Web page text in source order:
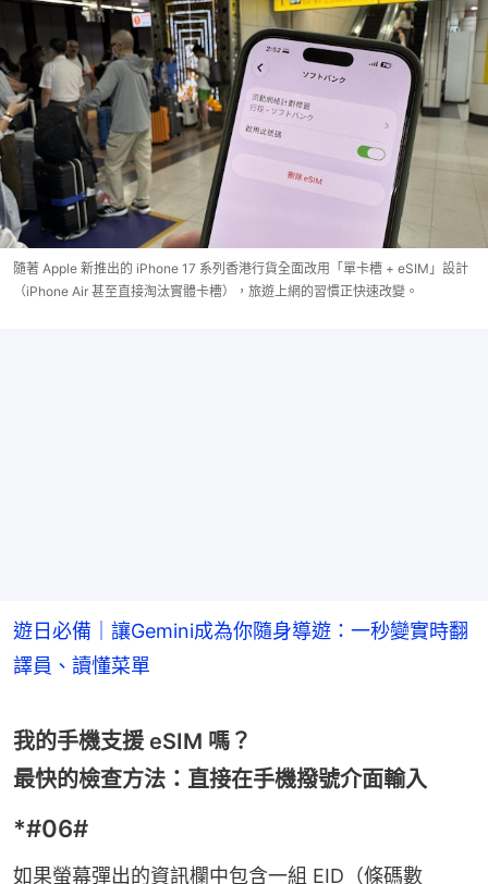
隨著 Apple 新推出的 iPhone 17 系列香港行貨全面改用「單卡槽 + eSIM」設計
（iPhone Air 甚至直接淘汰實體卡槽），旅遊上網的習慣正快速改變。
遊日必備｜讓Gemini成為你隨身導遊：一秒變實時翻
譯員、讀懂菜單
我的手機支援 eSIM 嗎？
最快的檢查方法：直接在手機撥號介面輸入
*#06#
如果螢幕彈出的資訊欄中包含一組 EID（條碼數